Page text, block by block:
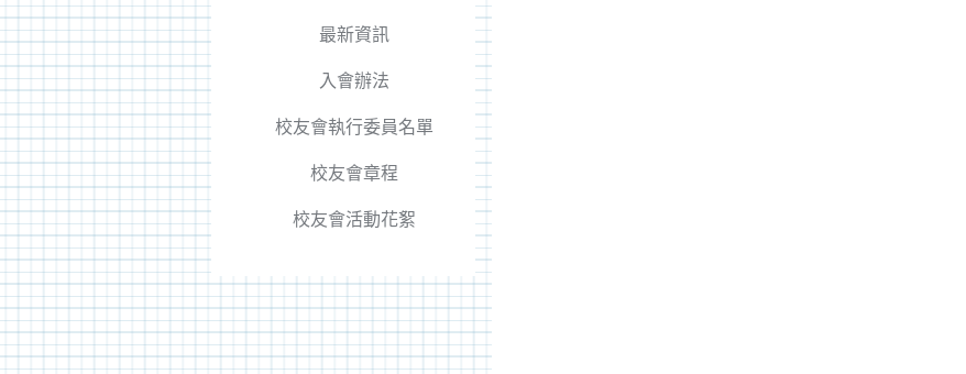
最新資訊
入會辦法
校友會執行委員名單
校友會章程
校友會活動花絮